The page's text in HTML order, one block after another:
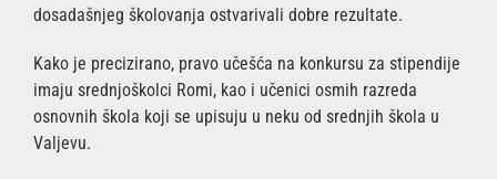
dosadašnjeg školovanja ostvarivali dobre rezultate.
Kako je precizirano, pravo učešća na konkursu za stipendije
imaju srednjoškolci Romi, kao i učenici osmih razreda
osnovnih škola koji se upisuju u neku od srednjih škola u
Valjevu.